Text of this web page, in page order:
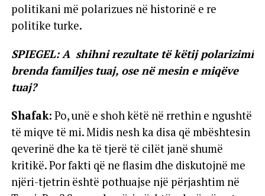
politikani më polarizues në historinë e re
politike turke.
SPIEGEL: A shihni rezultate të këtij polarizimi
brenda familjes tuaj, ose në mesin e miqëve
tuaj?
Shafak: Po, unë e shoh këtë në rrethin e ngushtë
të miqve të mi. Midis nesh ka disa që mbështesin
qeverinë dhe ka të tjerë të cilët janë shumë
kritikë. Por fakti që ne flasim dhe diskutojnë me
njëri-tjetrin është pothuajse një përjashtim në